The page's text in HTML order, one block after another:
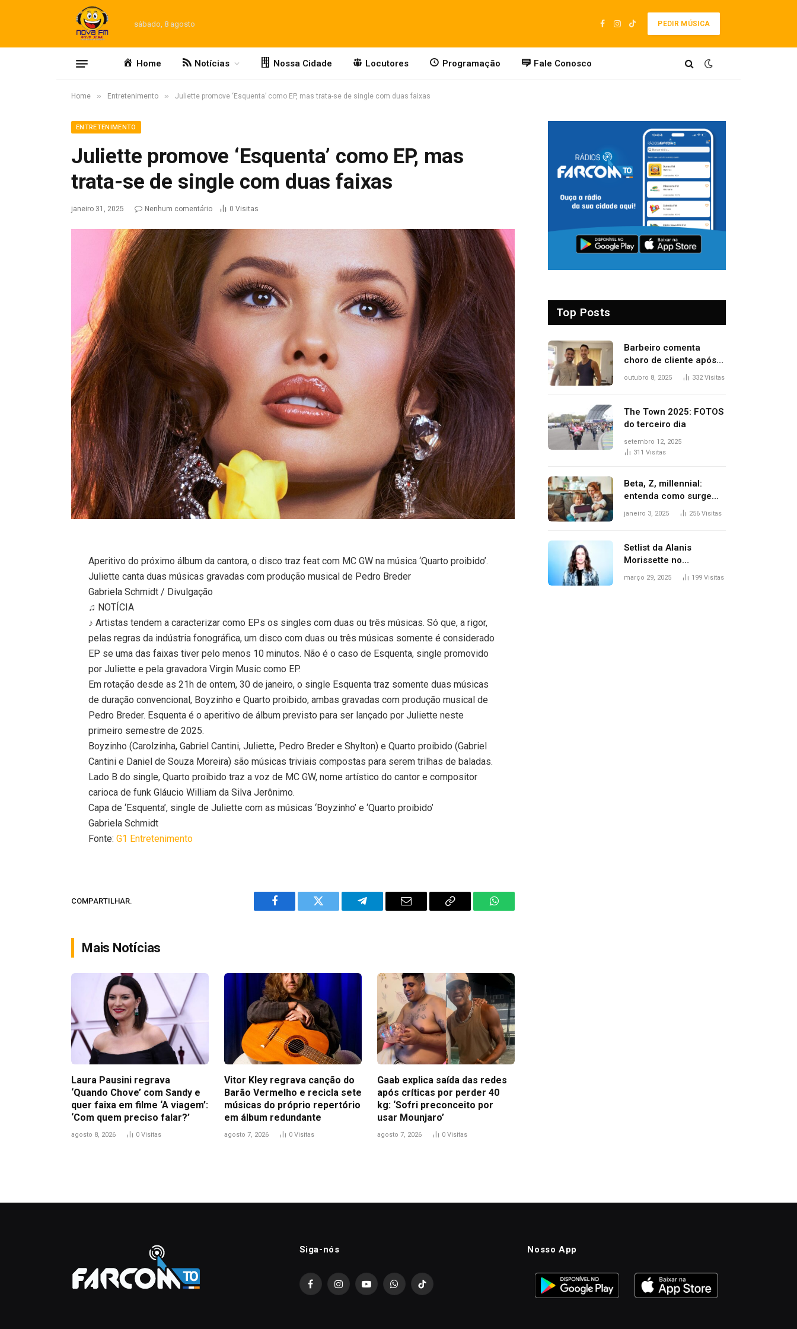
sábado, 8 agosto
Facebook
Instagram
TikTok
PEDIR MÚSICA
Home Notícias Nossa Cidade Locutores Programação Fale Conosco
Home » Entretenimento » Juliette promove ‘Esquenta’ como EP, mas trata-se de single com duas faixas
ENTRETENIMENTO
Juliette promove ‘Esquenta’ como EP, mas
trata-se de single com duas faixas
janeiro 31, 2025 Nenhum comentário 0 Visitas
Aperitivo do próximo álbum da cantora, o disco traz feat com MC GW na música ‘Quarto proibido’.
Juliette canta duas músicas gravadas com produção musical de Pedro Breder
Gabriela Schmidt / Divulgação
♫ NOTÍCIA
♪ Artistas tendem a caracterizar como EPs os singles com duas ou três músicas. Só que, a rigor,
pelas regras da indústria fonográfica, um disco com duas ou três músicas somente é considerado
EP se uma das faixas tiver pelo menos 10 minutos. Não é o caso de Esquenta, single promovido
por Juliette e pela gravadora Virgin Music como EP.
Em rotação desde as 21h de ontem, 30 de janeiro, o single Esquenta traz somente duas músicas
de duração convencional, Boyzinho e Quarto proibido, ambas gravadas com produção musical de
Pedro Breder. Esquenta é o aperitivo de álbum previsto para ser lançado por Juliette neste
primeiro semestre de 2025.
Boyzinho (Carolzinha, Gabriel Cantini, Juliette, Pedro Breder e Shylton) e Quarto proibido (Gabriel
Cantini e Daniel de Souza Moreira) são músicas triviais compostas para serem trilhas de baladas.
Lado B do single, Quarto proibido traz a voz de MC GW, nome artístico do cantor e compositor
carioca de funk Gláucio William da Silva Jerônimo.
Capa de ‘Esquenta’, single de Juliette com as músicas ‘Boyzinho’ e ‘Quarto proibido’
Gabriela Schmidt
Fonte:G1 Entretenimento
COMPARTILHAR.
Facebook Twitter Telegram Email
Copy
WhatsApp
Mais Notícias
Laura Pausini regrava
‘Quando Chove’ com Sandy e
quer faixa em filme ‘A viagem’:
‘Com quem preciso falar?’
agosto 8, 2026 0 Visitas
Vitor Kley regrava canção do
Barão Vermelho e recicla sete
músicas do próprio repertório
em álbum redundante
agosto 7, 2026 0 Visitas
Gaab explica saída das redes
após críticas por perder 40
kg: ‘Sofri preconceito por
usar Mounjaro’
agosto 7, 2026 0 Visitas
Top Posts
Barbeiro comenta
choro de cliente após
despedida e explica
tantas pessoas’
outubro 8, 2025 332Visitas
The Town 2025: FOTOS
do terceiro dia
setembro 12, 2025
311 Visitas
Beta, Z, millennial:
entenda como surgem
as gerações
janeiro 3, 2025 256 Visitas
Setlist da Alanis
Morissette no
Lollapalooza: veja
março 29, 2025 199 Visitas
Siga-nós
FacebookInstagramYouTubeWhatsAppTikTok
Nosso App